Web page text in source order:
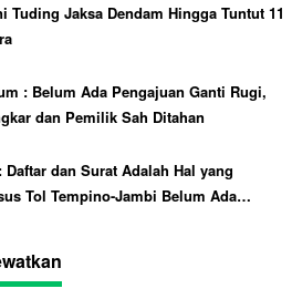
Tuding Jaksa Dendam Hingga Tuntut 11
: Belum Ada Pengajuan Ganti Rugi,
dan Pemilik Sah Ditahan
dan Surat Adalah Hal yang
Tol Tempino-Jambi Belum Ada